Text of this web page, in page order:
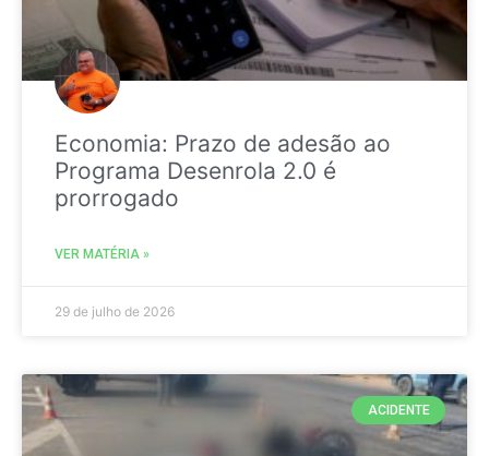
Economia: Prazo de adesão ao
Programa Desenrola 2.0 é
prorrogado
VER MATÉRIA »
29 de julho de 2026
ACIDENTE